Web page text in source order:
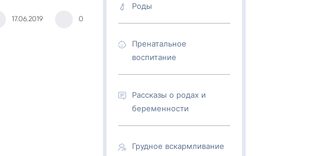
17.06.2019 0
Роды
Пренатальное
воспитание
Рассказы о родах и
беременности
Грудное вскармливание